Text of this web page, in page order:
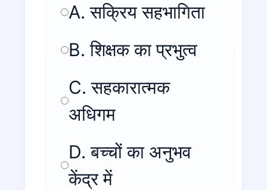
A. सक्रिय सहभागिता
B. शिक्षक का प्रभुत्व
C. सहकारात्मक
अधिगम
D. बच्चों का अनुभव
केंद्र में